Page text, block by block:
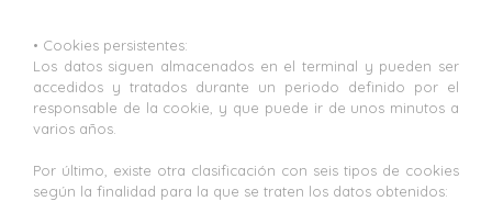
• Cookies persistentes:
Los datos siguen almacenados en el terminal y pueden ser
accedidos y tratados durante un periodo definido por el
responsable de la cookie, y que puede ir de unos minutos a
varios años.
Por último, existe otra clasificación con seis tipos de cookies
según la finalidad para la que se traten los datos obtenidos: